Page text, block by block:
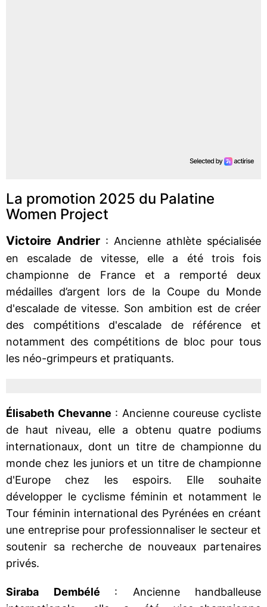
La promotion 2025 du Palatine
Women Project
Victoire Andrier : Ancienne athlète spécialisée
en escalade de vitesse, elle a été trois fois
championne de France et a remporté deux
médailles d’argent lors de la Coupe du Monde
d'escalade de vitesse. Son ambition est de créer
des compétitions d'escalade de référence et
notamment des compétitions de bloc pour tous
les néo-grimpeurs et pratiquants.
Élisabeth Chevanne : Ancienne coureuse cycliste
de haut niveau, elle a obtenu quatre podiums
internationaux, dont un titre de championne du
monde chez les juniors et un titre de championne
d'Europe chez les espoirs. Elle souhaite
développer le cyclisme féminin et notamment le
Tour féminin international des Pyrénées en créant
une entreprise pour professionnaliser le secteur et
soutenir sa recherche de nouveaux partenaires
privés.
Siraba Dembélé : Ancienne handballeuse